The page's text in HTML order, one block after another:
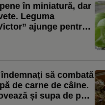
în miniatură, dar
Leguma
ajunge pentru
să combată
de carne de câine.
și supa de pui